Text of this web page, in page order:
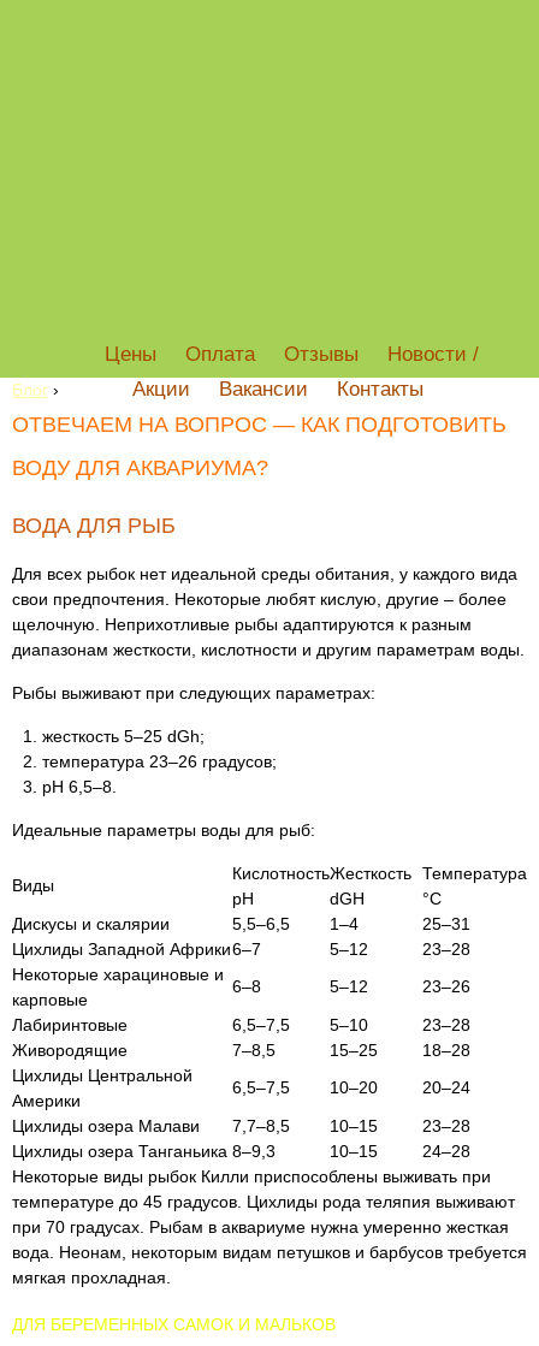
Цены Оплата Отзывы
Новости /
Акции
Вакансии Контакты
Блог ›
ОТВЕЧАЕМ НА ВОПРОС — КАК ПОДГОТОВИТЬ
ВОДУ ДЛЯ АКВАРИУМА?
ВОДА ДЛЯ РЫБ
Для всех рыбок нет идеальной среды обитания, у каждого вида
свои предпочтения. Некоторые любят кислую, другие – более
щелочную. Неприхотливые рыбы адаптируются к разным
диапазонам жесткости, кислотности и другим параметрам воды.
Рыбы выживают при следующих параметрах:
жесткость 5–25 dGh;
температура 23–26 градусов;
pH 6,5–8.
Идеальные параметры воды для рыб:
Виды
Кислотность
pH
Жесткость
dGH
Температура
°C
Дискусы и скалярии
5,5–6,5 1–4
25–31
Цихлиды Западной Африки6–7 5–12
23–28
Некоторые харациновые и
карповые
6–8 5–12
23–26
Лабиринтовые
6,5–7,5 5–10
23–28
Живородящие
7–8,5 15–25
18–28
Цихлиды Центральной
Америки
6,5–7,5 10–20
20–24
Цихлиды озера Малави
7,7–8,5 10–15
23–28
Цихлиды озера Танганьика 8–9,3 10–15
24–28
Некоторые виды рыбок Килли приспособлены выживать при
температуре до 45 градусов. Цихлиды рода теляпия выживают
при 70 градусах. Рыбам в аквариуме нужна умеренно жесткая
вода. Неонам, некоторым видам петушков и барбусов требуется
мягкая прохладная.
ДЛЯ БЕРЕМЕННЫХ САМОК И МАЛЬКОВ